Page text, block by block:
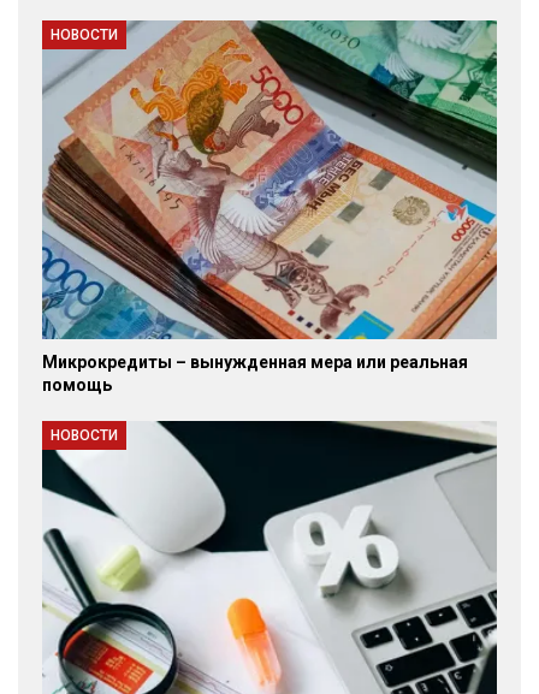
НОВОСТИ
Микрокредиты – вынужденная мера или реальная
помощь
НОВОСТИ